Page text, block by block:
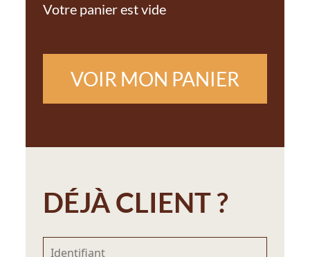
Votre panier est vide
VOIR MON PANIER
DÉJÀ CLIENT ?